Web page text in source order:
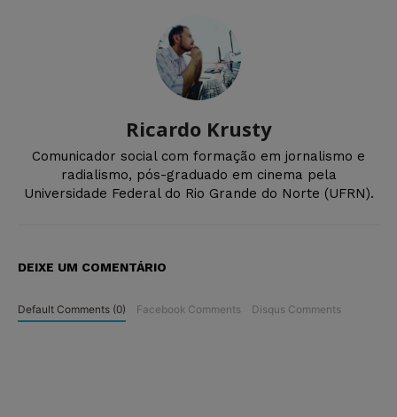
Ricardo Krusty
Comunicador social com formação em jornalismo e
radialismo, pós-graduado em cinema pela
Universidade Federal do Rio Grande do Norte (UFRN).
DEIXE UM COMENTÁRIO
Default Comments (0) Facebook Comments Disqus Comments